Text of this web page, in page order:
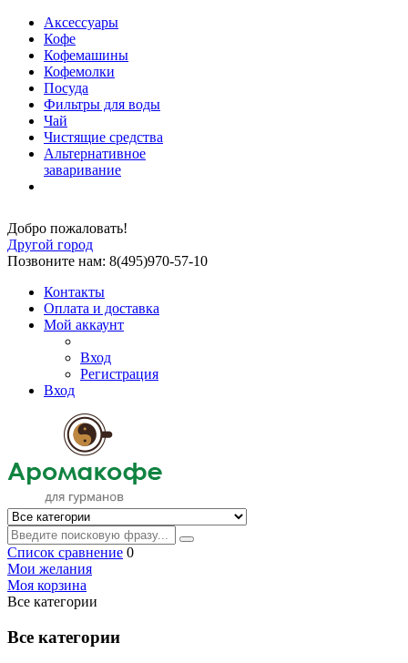
Аксессуары
Кофе
Кофемашины
Кофемолки
Посуда
Фильтры для воды
Чай
Чистящие средства
Альтернативное
заваривание
Добро пожаловать!
Другой город
Позвоните нам: 8(495)970-57-10
Контакты
Оплата и доставка
Мой аккаунт
Вход
Регистрация
Вход
Список сравнение 0
Мои желания
Моя корзина
Все категории
Все категории